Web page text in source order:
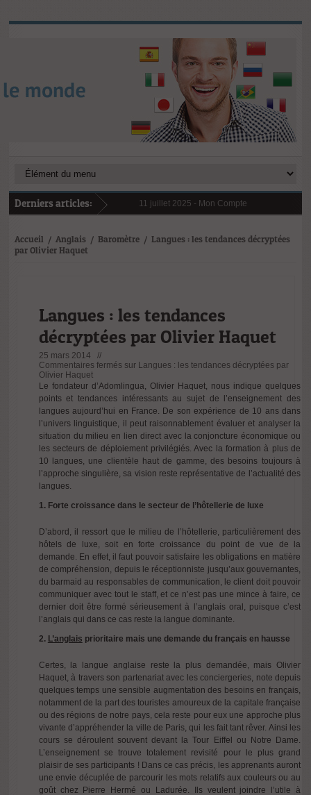
Derniers articles: 11 juillet 2025 - Mon Compte Formation (CPF)
6 janvier 2025 -Au 1er janvier 2025, le reste à
L’importance cruciale de
Accueil /Anglais /Baromètre /Langues : les tendances décryptées
par Olivier Haquet
Langues : les tendances
décryptées par Olivier Haquet
25 mars 2014 //
Commentaires fermés sur Langues : les tendances décryptées par
Olivier Haquet
Le fondateur d’Adomlingua, Olivier Haquet, nous indique quelques
points et tendances intéressants au sujet de l’enseignement des
langues aujourd’hui en France. De son expérience de 10 ans dans
l’univers linguistique, il peut raisonnablement évaluer et analyser la
situation du milieu en lien direct avec la conjoncture économique ou
les secteurs de déploiement privilégiés. Avec la formation à plus de
10 langues, une clientèle haut de gamme, des besoins toujours à
l’approche singulière, sa vision reste représentative de l’actualité des
langues.
1. Forte croissance dans le secteur de l’hôtellerie de luxe
D’abord, il ressort que le milieu de l’hôtellerie, particulièrement des
hôtels de luxe, soit en forte croissance du point de vue de la
demande. En effet, il faut pouvoir satisfaire les obligations en matière
de compréhension, depuis le réceptionniste jusqu’aux gouvernantes,
du barmaid au responsables de communication, le client doit pouvoir
communiquer avec tout le staff, et ce n’est pas une mince à faire, ce
dernier doit être formé sérieusement à l’anglais oral , puisque c’est
l’anglais qui dans ce cas reste la langue dominante.
2. L’anglais prioritaire mais une demande du français en hausse
Certes, la langue anglaise reste la plus demandée , mais Olivier
Haquet, à travers son partenariat avec les conciergeries, note depuis
quelques temps une sensible augmentation des besoins en français,
notamment de la part des touristes amoureux de la capitale française
ou des régions de notre pays, cela reste pour eux une approche plus
vivante d’appréhender la ville de Paris, qui les fait tant rêver. Ainsi les
cours se déroulent souvent devant la Tour Eiffel ou Notre Dame.
L’enseignement se trouve totalement revisité pour le plus grand
plaisir de ses participants ! Dans ce cas précis, les apprenants auront
une envie décuplée de parcourir les mots relatifs aux couleurs ou au
goût chez Pierre Hermé ou Ladurée. Ils veulent joindre l’utile à